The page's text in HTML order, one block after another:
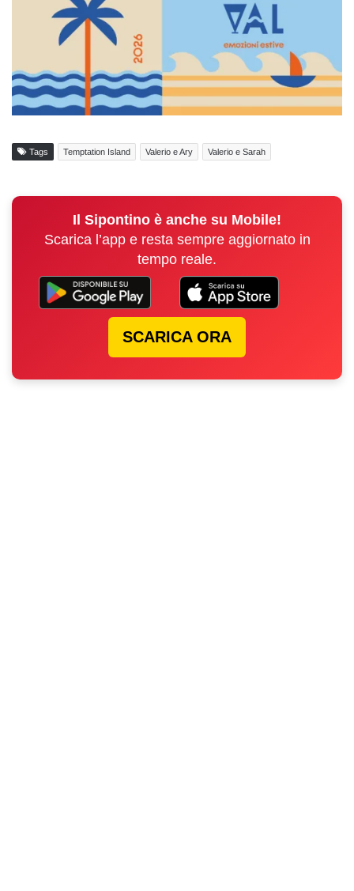
Tags Temptation Island Valerio e Ary Valerio e Sarah
Il Sipontino è anche su Mobile!
Scarica l’app e resta sempre aggiornato in
tempo reale.
SCARICA ORA